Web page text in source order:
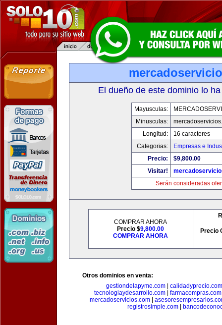
El dueño de este dominio lo
Mayusculas:
Minusculas:
Longitud:
16 caracteres
Categorias:
Empresas e
Precio:
$9,800.00
Visitar!
Serán consideradas
COMPRAR AHORA
Precio $9,800.00
COMPRAR AHORA
Precio
Otros dominios en venta:
gestiondelapyme.com
calidadyprecio.com
tecnologiaydesarrollo.com
farmacompras.com
mercadoservicios.com|
registrosimple.com|